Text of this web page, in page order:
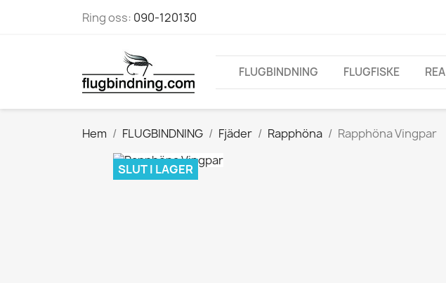
Ring oss: 090-120130
FLUGBINDNING FLUGFISKE REA
Hem FLUGBINDNING Fjäder Rapphöna Rapphöna Vingpar
SLUT I LAGER